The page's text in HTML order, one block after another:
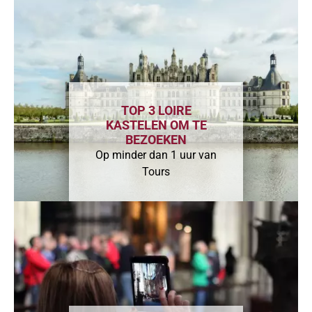
TOP 3 LOIRE
KASTELEN OM TE
BEZOEKEN
Op minder dan 1 uur van
Tours